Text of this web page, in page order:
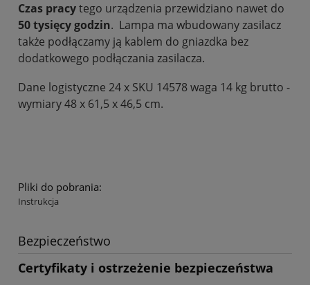
Czas pracytego urządzenia przewidziano nawet do
50 tysięcy godzin. Lampa ma wbudowany zasilacz
także podłączamy ją kablem do gniazdka bez
dodatkowego podłączania zasilacza.
Dane logistyczne 24 x SKU 14578 waga 14 kg brutto -
wymiary 48 x 61,5 x 46,5 cm.
Pliki do pobrania:
Instrukcja
Bezpieczeństwo
Certyfikaty i ostrzeżenie bezpieczeństwa